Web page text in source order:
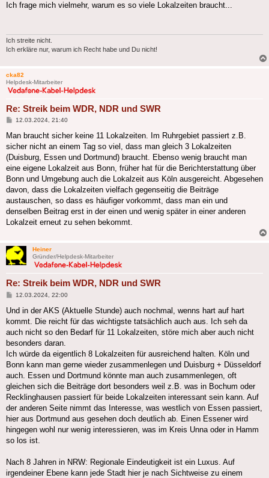
Ich frage mich vielmehr, warum es so viele Lokalzeiten braucht...
Ich streite nicht.
Ich erkläre nur, warum ich Recht habe und Du nicht!
cka82
Helpdesk-Mitarbeiter
Re: Streik beim WDR, NDR und SWR
Beitrag
12.03.2024, 21:40
Man braucht sicher keine 11 Lokalzeiten. Im Ruhrgebiet passiert z.B.
sicher nicht an einem Tag so viel, dass man gleich 3 Lokalzeiten
(Duisburg, Essen und Dortmund) braucht. Ebenso wenig braucht man
eine eigene Lokalzeit aus Bonn, früher hat für die Berichterstattung über
Bonn und Umgebung auch die Lokalzeit aus Köln ausgereicht. Abgesehen
davon, dass die Lokalzeiten vielfach gegenseitig die Beiträge
austauschen, so dass es häufiger vorkommt, dass man ein und
denselben Beitrag erst in der einen und wenig später in einer anderen
Lokalzeit erneut zu sehen bekommt.
Heiner
Gründer/Helpdesk-Mitarbeiter
Re: Streik beim WDR, NDR und SWR
Beitrag
12.03.2024, 22:00
Und in der AKS (Aktuelle Stunde) auch nochmal, wenns hart auf hart
kommt. Die reicht für das wichtigste tatsächlich auch aus. Ich seh da
auch nicht so den Bedarf für 11 Lokalzeiten, störe mich aber auch nicht
besonders daran.
Ich würde da eigentlich 8 Lokalzeiten für ausreichend halten. Köln und
Bonn kann man gerne wieder zusammenlegen und Duisburg + Düsseldorf
auch. Essen und Dortmund könnte man auch zusammenlegen, oft
gleichen sich die Beiträge dort besonders weil z.B. was in Bochum oder
Recklinghausen passiert für beide Lokalzeiten interessant sein kann. Auf
der anderen Seite nimmt das Interesse, was westlich von Essen passiert,
hier aus Dortmund aus gesehen doch deutlich ab. Einen Essener wird
hingegen wohl nur wenig interessieren, was im Kreis Unna oder in Hamm
so los ist.
Nach 8 Jahren in NRW: Regionale Eindeutigkeit ist ein Luxus. Auf
irgendeiner Ebene kann jede Stadt hier je nach Sichtweise zu einem